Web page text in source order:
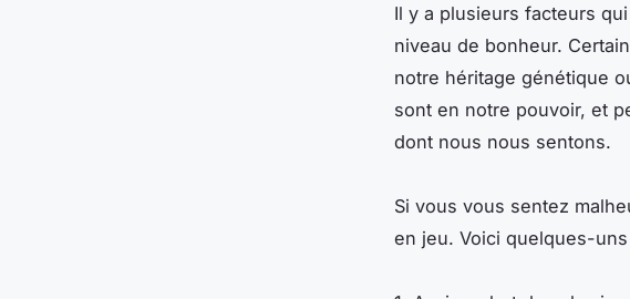
Il y a plusieurs facteurs
niveau de bonheur.
notre héritage génétique
sont en notre pouvoir, et
dont nous nous sentons.
Si vous vous sentez
en jeu. Voici quelques-